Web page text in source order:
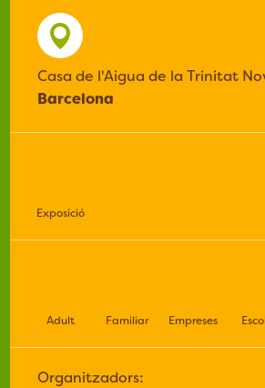
Casa de l'Aigua de la Trinitat
Barcelona
Exposició
Adult Familiar Empreses
Organitzadors: